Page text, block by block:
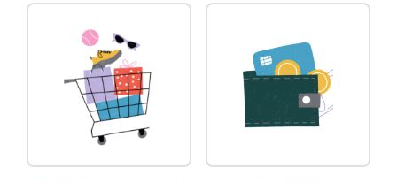
RENOUVELABLE